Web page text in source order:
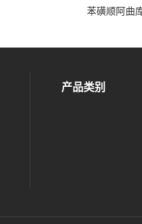
苯磺顺阿曲
产品类别